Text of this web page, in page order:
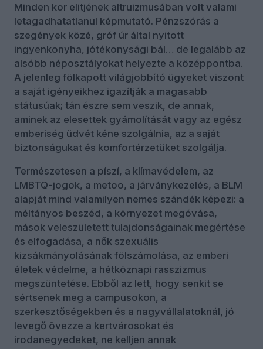
Minden kor elitjének altruizmusában volt valami
letagadhatatlanul képmutató. Pénzszórás a
szegények közé, gróf úr által nyitott
ingyenkonyha, jótékonysági bál… de legalább az
alsóbb néposztályokat helyezte a középpontba.
A jelenleg fölkapott világjobbító ügyeket viszont
a saját igényeikhez igazítják a magasabb
státusúak; tán észre sem veszik, de annak,
aminek az elesettek gyámolítását vagy az egész
emberiség üdvét kéne szolgálnia, az a saját
biztonságukat és komfortérzetüket szolgálja.
Természetesen a píszí, a klímavédelem, az
LMBTQ-jogok, a metoo, a járványkezelés, a BLM
alapját mind valamilyen nemes szándék képezi: a
méltányos beszéd, a környezet megóvása,
mások veleszületett tulajdonságainak megértése
és elfogadása, a nők szexuális
kizsákmányolásának fölszámolása, az emberi
életek védelme, a hétköznapi rasszizmus
megszüntetése. Ebből az lett, hogy senkit se
sértsenek meg a campusokon, a
szerkesztőségekben és a nagyvállalatoknál, jó
levegő övezze a kertvárosokat és
irodanegyedeket, ne kelljen annak